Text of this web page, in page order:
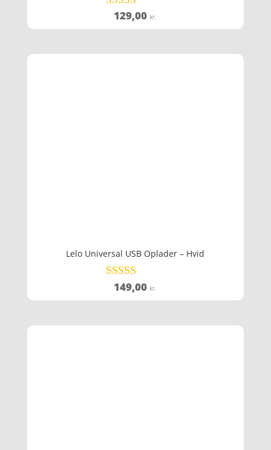
Vurderet
4.8
129,00 kr.
Lelo Universal USB Oplader – Hvid
Vurderet
3.7
149,00 kr.